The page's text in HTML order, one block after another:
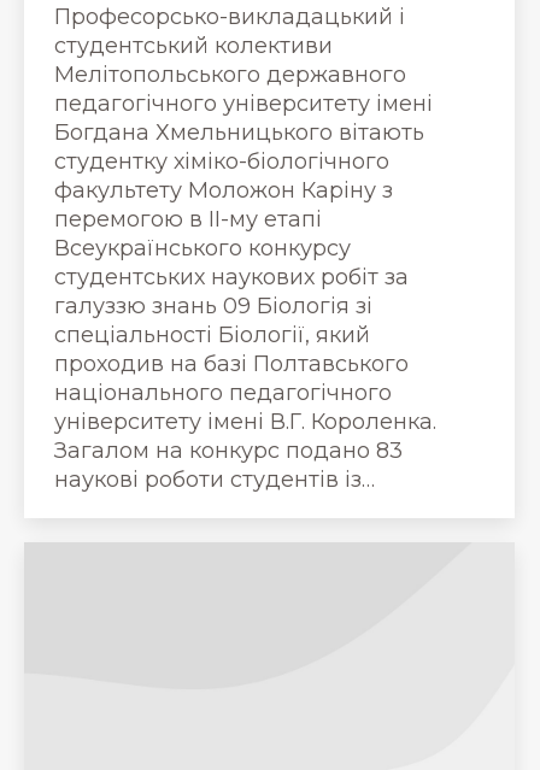
Професорсько-викладацький і
студентський колективи
Мелітопольського державного
педагогічного університету імені
Богдана Хмельницького вітають
студентку хіміко-біологічного
факультету Моложон Каріну з
перемогою в ІІ-му етапі
Всеукраїнського конкурсу
студентських наукових робіт за
галуззю знань 09 Біологія зі
спеціальності Біології, який
проходив на базі Полтавського
національного педагогічного
університету імені В.Г. Короленка.
Загалом на конкурс подано 83
наукові роботи студентів із…